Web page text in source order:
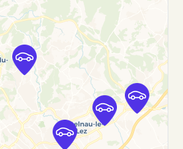
34, 34000
- TRESSOL CHABRIER
- MONTPELLIER (O)
4.3
km
FR-34, 34070